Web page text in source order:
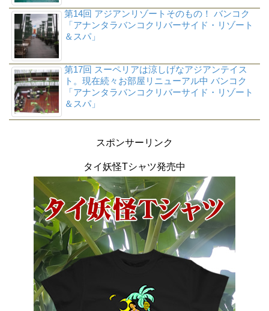
第14回 アジアンリゾートそのもの！ バンコク
「アナンタラバンコクリバーサイド・リゾート
＆スパ」
第17回 スーペリアは涼しげなアジアンテイス
ト。現在続々お部屋リニューアル中 バンコク
「アナンタラバンコクリバーサイド・リゾート
＆スパ」
スポンサーリンク
タイ妖怪Tシャツ発売中